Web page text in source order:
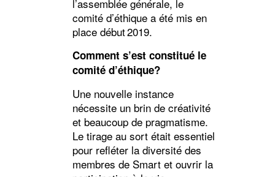
l’assemblée générale, le
comité d’éthique a été mis en
place début 2019.
Comment s’est constitué le
comité d’éthique?
Une nouvelle instance
nécessite un brin de créativité
et beaucoup de pragmatisme.
Le tirage au sort était essentiel
pour refléter la diversité des
membres de Smart et ouvrir la